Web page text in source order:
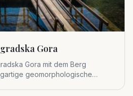
Gora
Gora mit dem Berg
geomorphologische